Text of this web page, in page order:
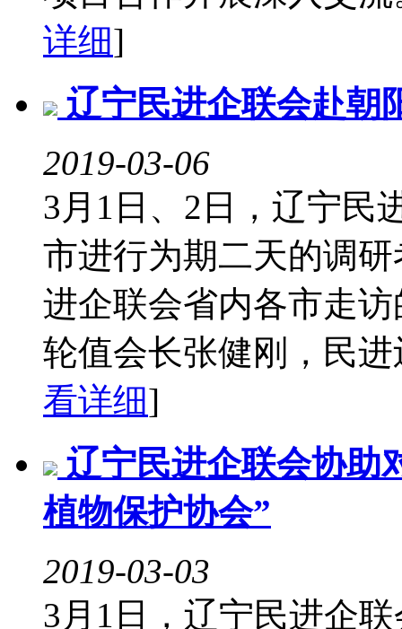
详细]
辽宁民进企联会赴朝
2019-03-06
3月1日、2日，辽宁民
市进行为期二天的调
进企联会省内各市走
轮值会长张健刚，民
看详细]
辽宁民进企联会协助
植物保护协会”
2019-03-03
3月1日，辽宁民进企